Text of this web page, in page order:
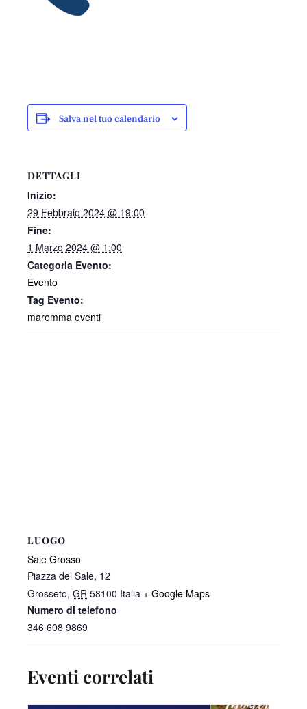
Salva nel tuo calendario
DETTAGLI
Inizio:
29 Febbraio 2024 @ 19:00
Fine:
1 Marzo 2024 @ 1:00
Categoria Evento:
Evento
Tag Evento:
maremma eventi
LUOGO
Sale Grosso
Piazza del Sale, 12
Grosseto, GR 58100 Italia + Google Maps
Numero di telefono
346 608 9869
Eventi correlati